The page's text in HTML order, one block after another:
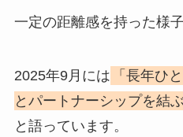
一定の距離感を持った様
2025年9月には
「長年ひ
とパートナーシップを結
と語っています。